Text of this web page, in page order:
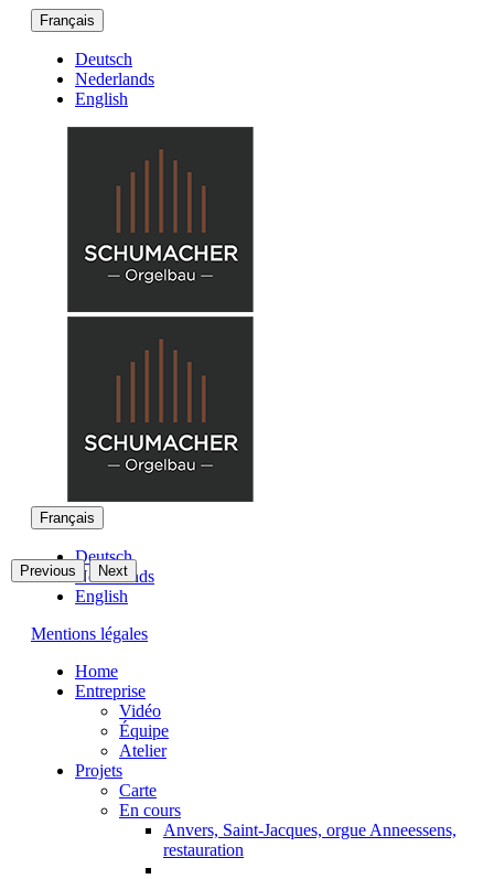
Français
Deutsch
Nederlands
English
Français
Deutsch
Nederlands
English
Mentions légales
Home
Entreprise
Vidéo
Équipe
Atelier
Projets
Carte
En cours
Anvers, Saint-Jacques, orgue Anneessens,
restauration
Previous Next